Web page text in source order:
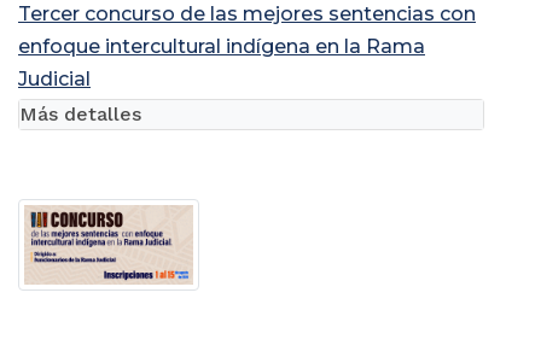
Tercer concurso de las mejores sentencias con
enfoque intercultural indígena en la Rama
Judicial
Más detalles